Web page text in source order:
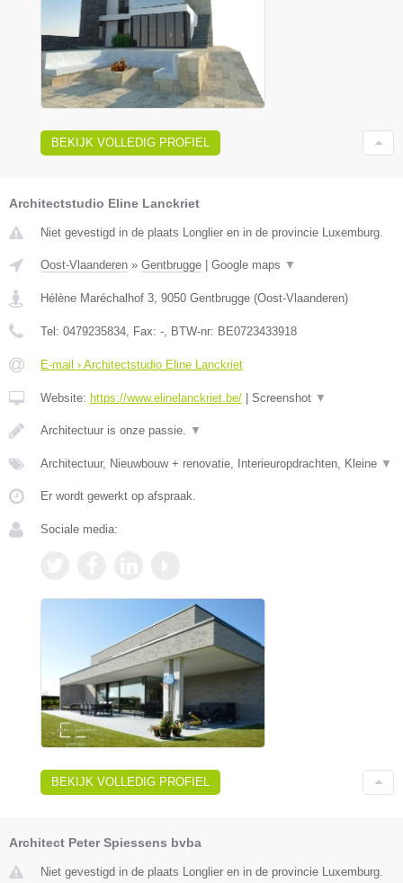
BEKIJK VOLLEDIG PROFIEL
Architectstudio Eline Lanckriet
Niet gevestigd in de plaats Longlier en in de provincie Luxemburg.
Oost-Vlaanderen » Gentbrugge Google maps ▼
Hélène Maréchalhof 3, 9050 Gentbrugge (Oost-Vlaanderen)
Tel: 0479235834, Fax: -, BTW-nr: BE0723433918
E-mail › Architectstudio Eline Lanckriet
Website: https://www.elinelanckriet.be/ Screenshot ▼
Architectuur is onze passie. ▼
Architectuur, Nieuwbouw + renovatie, Interieuropdrachten, Kleine ▼
Er wordt gewerkt op afspraak.
Sociale media:
BEKIJK VOLLEDIG PROFIEL
Architect Peter Spiessens bvba
Niet gevestigd in de plaats Longlier en in de provincie Luxemburg.